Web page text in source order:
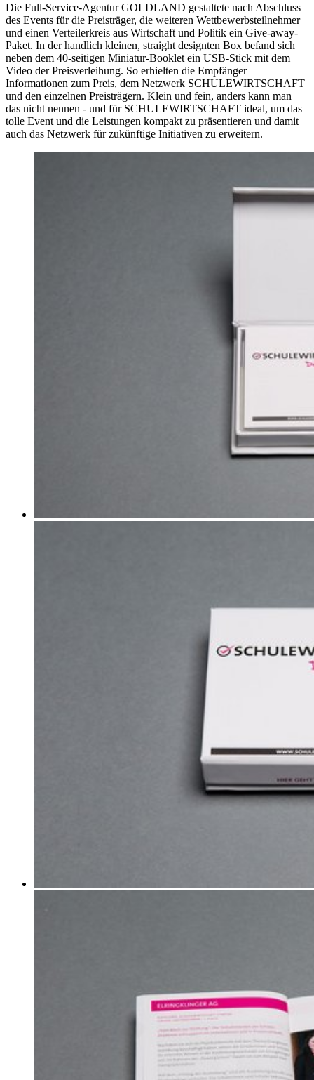
Die Full-Service-Agentur GOLDLAND gestaltete nach Abschluss
des Events für die Preisträger, die weiteren Wettbewerbsteilnehmer
und einen Verteilerkreis aus Wirtschaft und Politik ein Give-away-
Paket. In der handlich kleinen, straight designten Box befand sich
neben dem 40-seitigen Miniatur-Booklet ein USB-Stick mit dem
Video der Preisverleihung. So erhielten die Empfänger
Informationen zum Preis, dem Netzwerk SCHULEWIRTSCHAFT
und den einzelnen Preisträgern. Klein und fein, anders kann man
das nicht nennen - und für SCHULEWIRTSCHAFT ideal, um das
tolle Event und die Leistungen kompakt zu präsentieren und damit
auch das Netzwerk für zukünftige Initiativen zu erweitern.